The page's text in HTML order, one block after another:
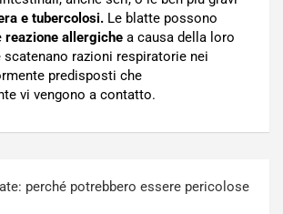
e tubercolosi. Le blatte possono
reazione allergiche a causa della loro
razioni respiratorie nei
predisposti che
vi vengono a contatto.
perché potrebbero essere pericolose